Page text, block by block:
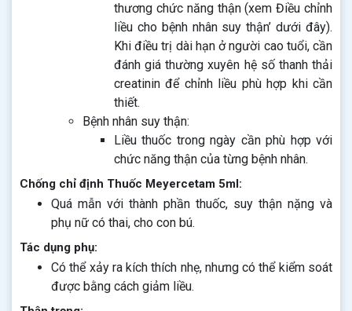
thương chức năng thận (xem Điều chỉnh
liều cho bệnh nhân suy thận’ dưới đây).
Khi điều trị dài hạn ở người cao tuổi, cần
đánh giá thường xuyên hệ số thanh thải
creatinin để chỉnh liều phù hợp khi cần
thiết.
Bệnh nhân suy thận:
Liều thuốc trong ngày cần phù hợp với
chức năng thận của từng bệnh nhân.
Chống chỉ định Thuốc Meyercetam 5ml:
Quá mẫn với thành phần thuốc, suy thận nặng và
phụ nữ có thai, cho con bú.
Tác dụng phụ:
Có thể xảy ra kích thích nhẹ, nhưng có thể kiểm soát
được bằng cách giảm liều.